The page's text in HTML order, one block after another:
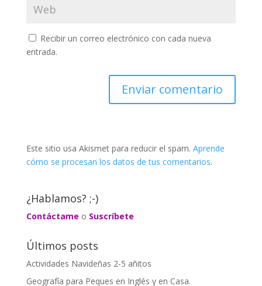
Recibir un correo electrónico con cada nueva
entrada.
Este sitio usa Akismet para reducir el spam. Aprende
cómo se procesan los datos de tus comentarios.
¿Hablamos? ;-)
Contáctame o Suscríbete
Últimos posts
Actividades Navideñas 2-5 añitos
Geografía para Peques en Inglés y en Casa.